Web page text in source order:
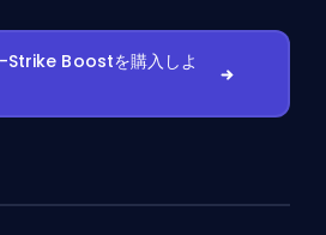
Boostを購入しよ